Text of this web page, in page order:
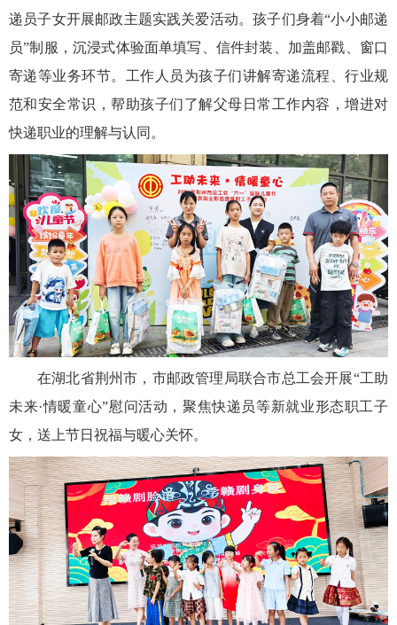
递员子女开展邮政主题实践关爱活动。孩子们身着“小小邮递
员”制服，沉浸式体验面单填写、信件封装、加盖邮戳、窗口
寄递等业务环节。工作人员为孩子们讲解寄递流程、行业规
范和安全常识，帮助孩子们了解父母日常工作内容，增进对
快递职业的理解与认同。
在湖北省荆州市，市邮政管理局联合市总工会开展“工助
未来·情暖童心”慰问活动，聚焦快递员等新就业形态职工子
女，送上节日祝福与暖心关怀。